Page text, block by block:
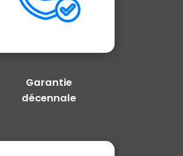
Garantie
décennale